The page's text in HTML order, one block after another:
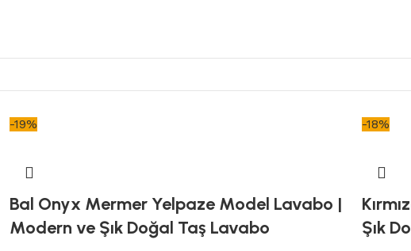
-19%
Bal Onyx Mermer Yelpaze Model Lavabo |
Modern ve Şık Doğal Taş Lavabo
-18%
Şık